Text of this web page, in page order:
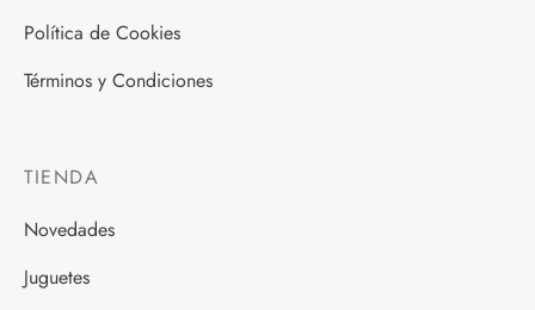
Política de Cookies
Términos y Condiciones
TIENDA
Novedades
Juguetes